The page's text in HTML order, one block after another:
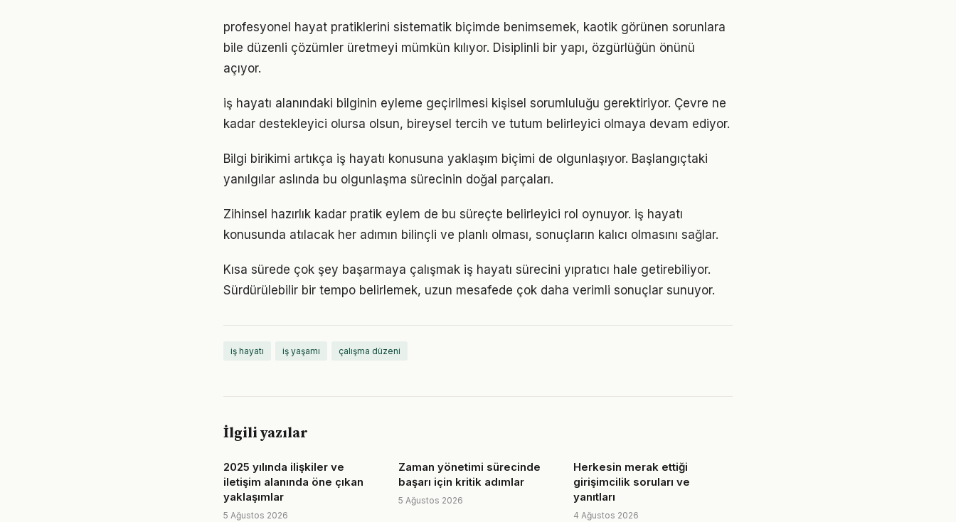
profesyonel hayat pratiklerini sistematik biçimde benimsemek, kaotik görünen sorunlara
bile düzenli çözümler üretmeyi mümkün kılıyor. Disiplinli bir yapı, özgürlüğün önünü
açıyor.
iş hayatı alanındaki bilginin eyleme geçirilmesi kişisel sorumluluğu gerektiriyor. Çevre ne
kadar destekleyici olursa olsun, bireysel tercih ve tutum belirleyici olmaya devam ediyor.
Bilgi birikimi artıkça iş hayatı konusuna yaklaşım biçimi de olgunlaşıyor. Başlangıçtaki
yanılgılar aslında bu olgunlaşma sürecinin doğal parçaları.
Zihinsel hazırlık kadar pratik eylem de bu süreçte belirleyici rol oynuyor. iş hayatı
konusunda atılacak her adımın bilinçli ve planlı olması, sonuçların kalıcı olmasını sağlar.
Kısa sürede çok şey başarmaya çalışmak iş hayatı sürecini yıpratıcı hale getirebiliyor.
Sürdürülebilir bir tempo belirlemek, uzun mesafede çok daha verimli sonuçlar sunuyor.
iş hayatı iş yaşamı çalışma düzeni
İlgili yazılar
2025 yılında ilişkiler ve
iletişim alanında öne çıkan
yaklaşımlar
5 Ağustos 2026
Zaman yönetimi sürecinde
başarı için kritik adımlar
5 Ağustos 2026
Herkesin merak ettiği
girişimcilik soruları ve
yanıtları
4 Ağustos 2026